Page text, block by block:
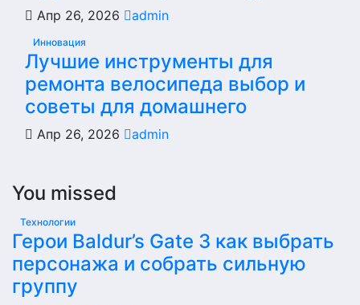
Апр 26, 2026 admin
Инновация
Лучшие инструменты для
ремонта велосипеда выбор и
советы для домашнего
Апр 26, 2026 admin
You missed
Технологии
Герои Baldur’s Gate 3 как выбрать
персонажа и собрать сильную
группу